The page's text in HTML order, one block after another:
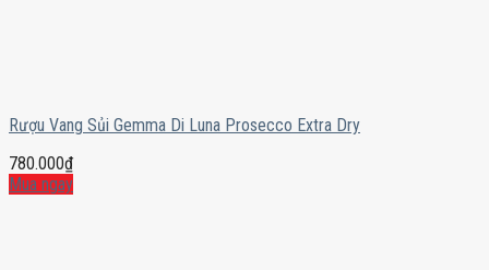
Rượu Vang Sủi Gemma Di Luna Prosecco Extra Dry
780.000₫
Mua ngay